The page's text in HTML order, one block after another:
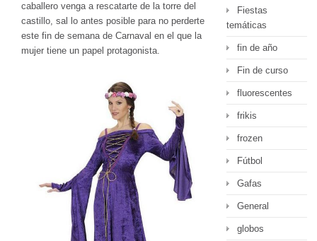
caballero venga a rescatarte de la torre del
castillo, sal lo antes posible para no perderte
este fin de semana de Carnaval en el que la
mujer tiene un papel protagonista.
Fiestas
temáticas
fin de año
Fin de curso
fluorescentes
frikis
frozen
Fútbol
Gafas
General
globos